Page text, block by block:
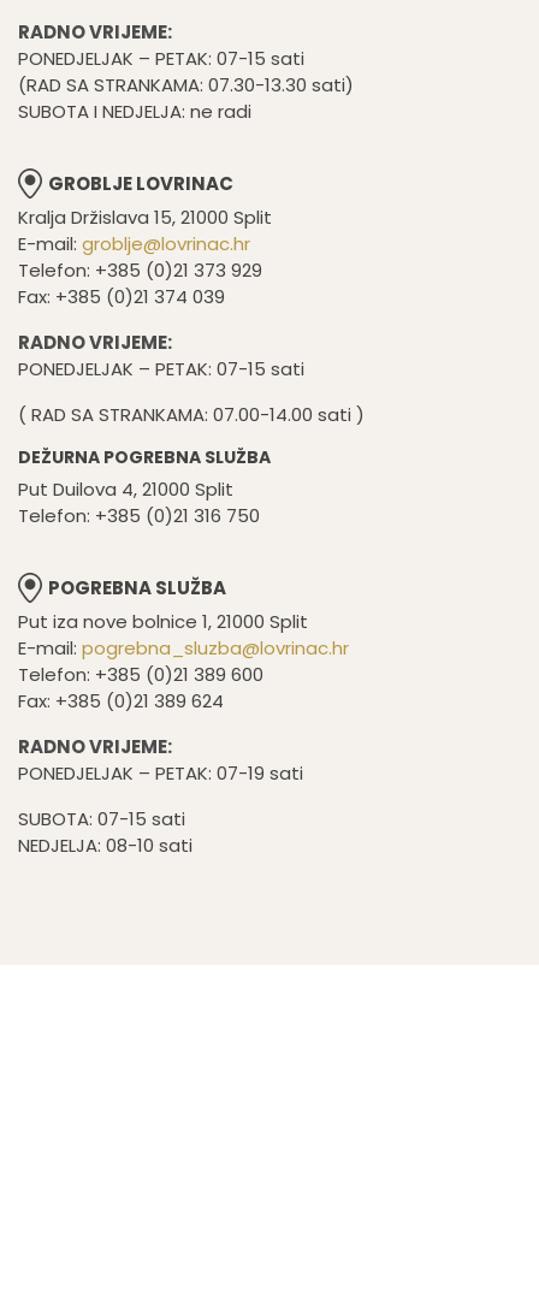
RADNO VRIJEME:
PONEDJELJAK – PETAK: 07-15 sati
(RAD SA STRANKAMA: 07.30-13.30 sati)
SUBOTA I NEDJELJA: ne radi
GROBLJE LOVRINAC
Kralja Držislava 15, 21000 Split
E-mail: groblje@lovrinac.hr
Telefon: +385 (0)21 373 929
Fax: +385 (0)21 374 039
RADNO VRIJEME:
PONEDJELJAK – PETAK: 07-15 sati
( RAD SA STRANKAMA: 07.00-14.00 sati )
DEŽURNA POGREBNA SLUŽBA
Put Duilova 4, 21000 Split
Telefon: +385 (0)21 316 750
POGREBNA SLUŽBA
Put iza nove bolnice 1, 21000 Split
E-mail: pogrebna_sluzba@lovrinac.hr
Telefon: +385 (0)21 389 600
Fax: +385 (0)21 389 624
RADNO VRIJEME:
PONEDJELJAK – PETAK: 07-19 sati
SUBOTA: 07-15 sati
NEDJELJA: 08-10 sati